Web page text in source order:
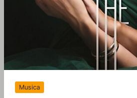
Musica